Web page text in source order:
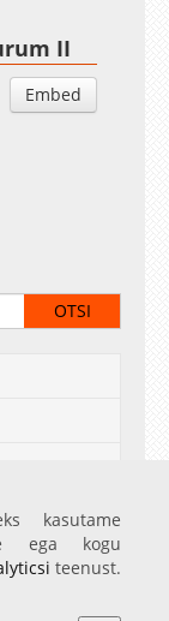
II
Embed
kasutame
ega kogu
teenust.